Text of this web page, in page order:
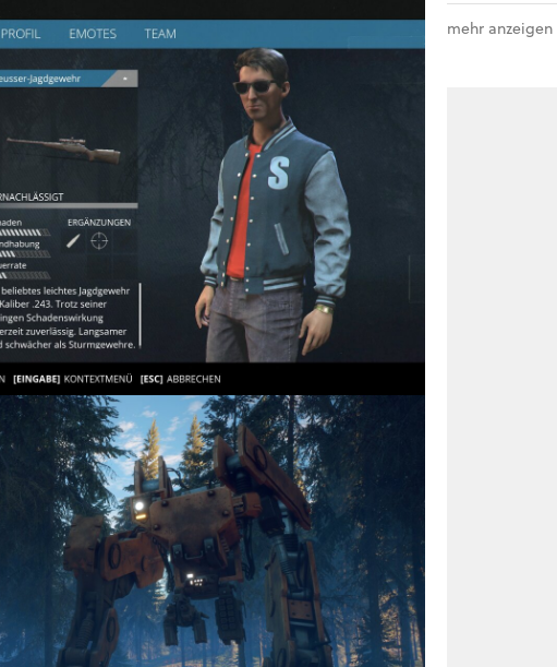
mehr anzeigen